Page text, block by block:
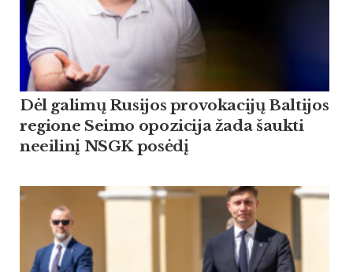
Dėl galimų Rusijos provokacijų Baltijos
regione Seimo opozicija žada šaukti
neeilinį NSGK posėdį